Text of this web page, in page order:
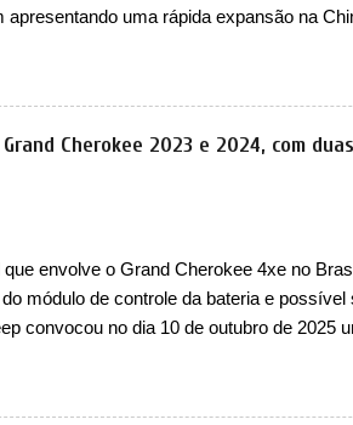
apresentando uma rápida expansão na
linha. Posicionado entre o T03 e o B05, a
do A05, que nas imagens apareceu em
para ser lançado ainda neste ano na
para concorrer com uma série de
modelos da marca, em especial do SUV
Na dianteira, ele possui faróis com um
prolongamento para as laterais. Os
Cherokee 2023 e 2024, com duas
envolve o Grand Cherokee 4xe no
módulo de controle da bateria e possível
convocou no dia 10 de outubro de 2025
2023 e 2024. A marca norte-
retornar a uma concessionária mais